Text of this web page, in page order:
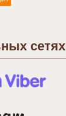
сетях